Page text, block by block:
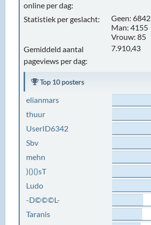
online per dag:
Statistiek per geslacht:
Geen: 6842
Man: 4155
Vrouw: 85
Gemiddeld aantal
pageviews per dag:
7.910,43
Top 10 posters
elianmars
thuur
UserID6342
Sbv
mehn
)()()sT
Ludo
-D©©©L-
Taranis